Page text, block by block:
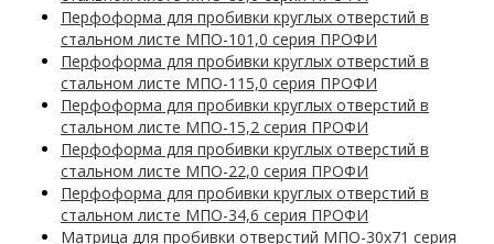
Перфоформа для пробивки круглых отверстий в
стальном листе МПО-101,0 серия ПРОФИ
Перфоформа для пробивки круглых отверстий в
стальном листе МПО-115,0 серия ПРОФИ
Перфоформа для пробивки круглых отверстий в
стальном листе МПО-15,2 серия ПРОФИ
Перфоформа для пробивки круглых отверстий в
стальном листе МПО-22,0 серия ПРОФИ
Перфоформа для пробивки круглых отверстий в
стальном листе МПО-34,6 серия ПРОФИ
Матрица для пробивки отверстий МПО-30х71 серия